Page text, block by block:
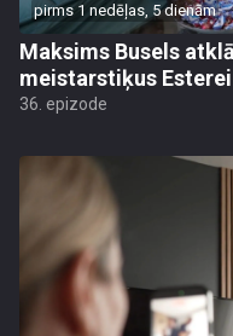
pirms 1 nedēļas, 5 dienām
Maksims Busels
meistarstiķus
36. epizode